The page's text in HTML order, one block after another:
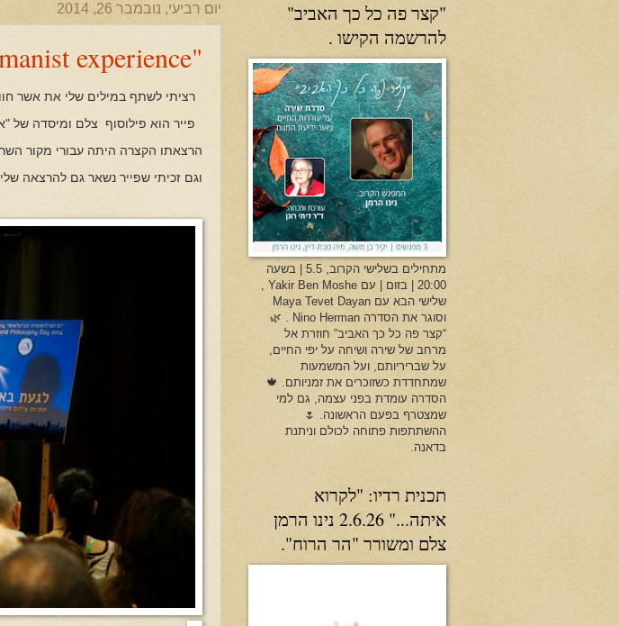
יום רביעי, נובמבר 26, 2014
"it's an humanist experience"
רציתי לשתף במילים שלי את אשר
פייר הוא פילוסוף צלם ומיסדה של
הרצאתו הקצרה היתה עבורי מקור
וגם זכיתי שפייר נשאר גם להרצאה
"קצר פה כל כך האביב"
להרשמה הקישו .
מתחילים בשלישי הקרוב, 5.5 | בשעה
20:00 | בזום | עם Yakir Ben Moshe ,
שלישי הבא עם Maya Tevet Dayan
וסוגר את הסדרה Nino Herman . 🌿
“קצר פה כל כך האביב” חוזרת אל
מרחב של שירה ושיחה על יפי החיים,
על שבריריותם, ועל המשמעות
שמתחדדת כשזוכרים את זמניותם. 🍁
הסדרה עומדת בפני עצמה, גם למי
שמצטרף בפעם הראשונה. 🌷
ההשתתפות פתוחה לכולם וניתנת
בדאנה.
תכנית רדיו: "לקרוא
איתה..." 2.6.26 נינו הרמן
צלם ומשורר "הר הרוח".